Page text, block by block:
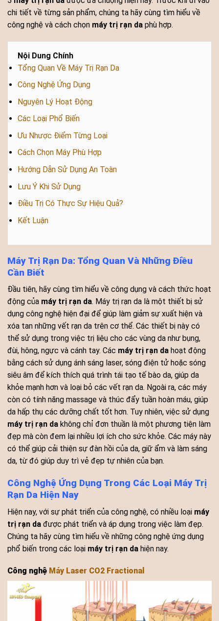
chi tiết về từng sản phẩm, chúng ta hãy cùng tìm hiểu về
công nghệ và cách chọn máy trị rạn da phù hợp.
Nội Dung Chính
Tổng Quan Về Máy Trị Rạn Da
Công Nghệ Ứng Dụng
Nguyên Lý Hoạt Động
Các Loại Phổ Biến
Ưu Nhược Điểm Từng Loại
Cách Chọn Máy Phù Hợp
Hướng Dẫn Sử Dụng An Toàn
Lưu Ý Khi Sử Dụng
Điều Trị Có Thực Sự Hiệu Quả?
Kết Luận
Máy Trị Rạn Da: Tổng Quan Và Những Điều
Cần Biết
Đầu tiên, hãy cùng tìm hiểu về công dụng và cách thức hoạt
động của máy trị rạn da. Máy trị rạn da là một thiết bị sử
dụng công nghệ hiện đại để giúp làm giảm sự xuất hiện và
xóa tan những vết rạn da trên cơ thể. Các thiết bị này có
thể sử dụng trong việc trị liệu cho các vùng da như bụng,
đùi, hông, ngực và cánh tay. Các máy trị rạn da hoạt động
bằng cách sử dụng ánh sáng laser, sóng điện tử hoặc sóng
siêu âm để kích thích quá trình tái tạo tế bào da, giúp da
khỏe mạnh hơn và loại bỏ các vết rạn da. Ngoài ra, các máy
còn có tính năng massage và thúc đẩy tuần hoàn máu, giúp
da hấp thụ các dưỡng chất tốt hơn. Tuy nhiên, việc sử dụng
máy trị rạn da không chỉ đơn thuần là một phương tiện làm
đẹp mà còn đem lại nhiều lợi ích cho sức khỏe. Các máy này
có thể giúp cải thiện sự đàn hồi của da, giữ ẩm và làm sáng
da, từ đó giúp duy trì vẻ đẹp tự nhiên của bạn.
Công Nghệ Ứng Dụng Trong Các Loại Máy Trị
Rạn Da Hiện Nay
Hiện nay, với sự phát triển của công nghệ, có nhiều loại máy
trị rạn da được phát triển và áp dụng trong việc làm đẹp.
Chúng ta hãy cùng tìm hiểu về những công nghệ ứng dụng
phổ biến trong các loại máy trị rạn da hiện nay.
Công nghệ Máy Laser CO2 Fractional